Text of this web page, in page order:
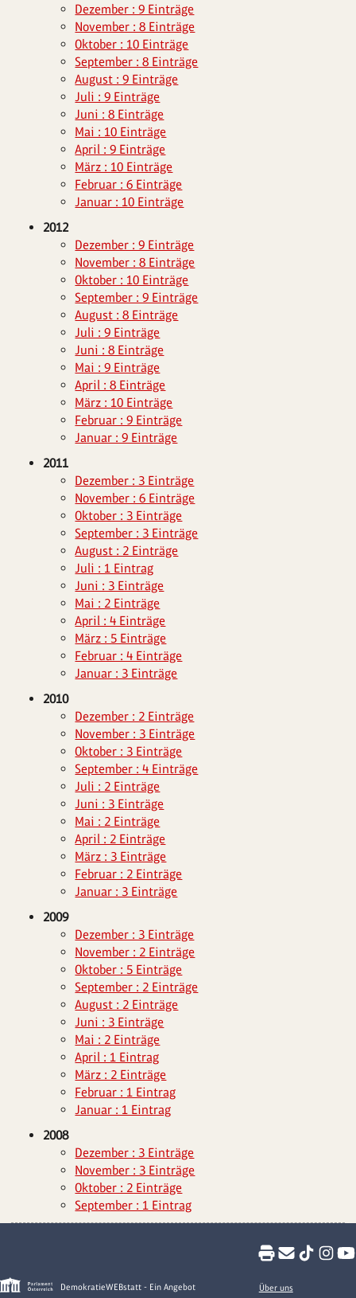
Dezember : 9 Einträge
November : 8 Einträge
Oktober : 10 Einträge
September : 8 Einträge
August : 9 Einträge
Juli : 9 Einträge
Juni : 8 Einträge
Mai : 10 Einträge
April : 9 Einträge
März : 10 Einträge
Februar : 6 Einträge
Januar : 10 Einträge
2012
Dezember : 9 Einträge
November : 8 Einträge
Oktober : 10 Einträge
September : 9 Einträge
August : 8 Einträge
Juli : 9 Einträge
Juni : 8 Einträge
Mai : 9 Einträge
April : 8 Einträge
März : 10 Einträge
Februar : 9 Einträge
Januar : 9 Einträge
2011
Dezember : 3 Einträge
November : 6 Einträge
Oktober : 3 Einträge
September : 3 Einträge
August : 2 Einträge
Juli : 1 Eintrag
Juni : 3 Einträge
Mai : 2 Einträge
April : 4 Einträge
März : 5 Einträge
Februar : 4 Einträge
Januar : 3 Einträge
2010
Dezember : 2 Einträge
November : 3 Einträge
Oktober : 3 Einträge
September : 4 Einträge
Juli : 2 Einträge
Juni : 3 Einträge
Mai : 2 Einträge
April : 2 Einträge
März : 3 Einträge
Februar : 2 Einträge
Januar : 3 Einträge
2009
Dezember : 3 Einträge
November : 2 Einträge
Oktober : 5 Einträge
September : 2 Einträge
August : 2 Einträge
Juni : 3 Einträge
Mai : 2 Einträge
April : 1 Eintrag
März : 2 Einträge
Februar : 1 Eintrag
Januar : 1 Eintrag
2008
Dezember : 3 Einträge
November : 3 Einträge
Oktober : 2 Einträge
September : 1 Eintrag
DemokratieWEBstatt - Ein Angebot Über uns